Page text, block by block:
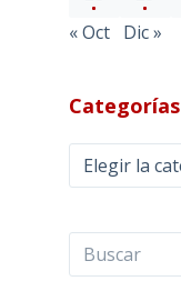
« Oct Dic »
Categorías
Categorías